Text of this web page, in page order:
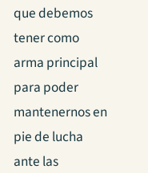
que debemos
tener como
arma principal
para poder
mantenernos en
pie de lucha
ante las